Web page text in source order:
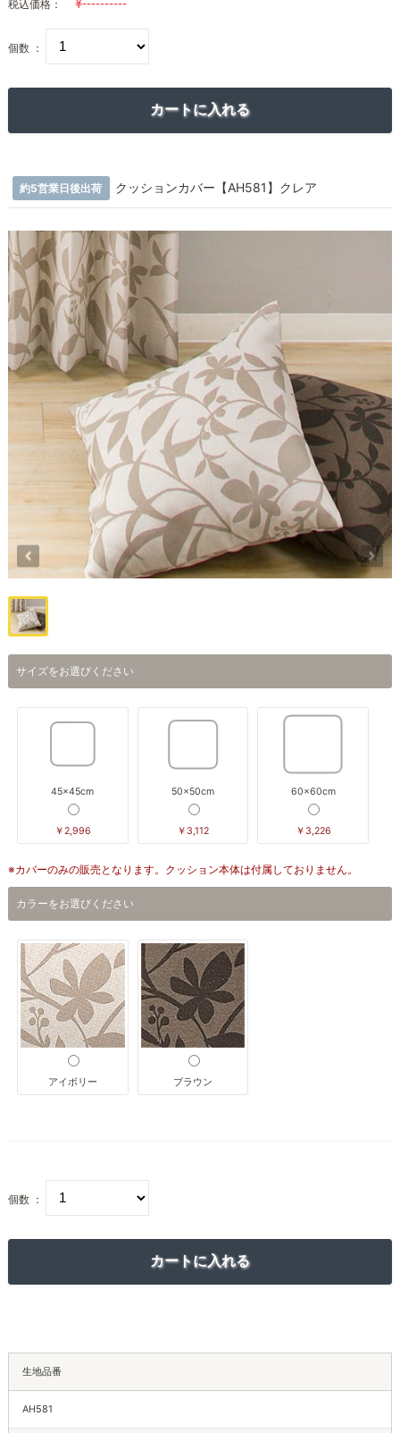
税込価格：
個数 ：
約5営業日後出荷 クッションカバー【AH581】クレア
サイズをお選びください
45×45cm
￥2,996
50×50cm
￥3,112
60×60cm
￥3,226
※カバーのみの販売となります。クッション本体は付属しておりません。
カラーをお選びください
アイボリー ブラウン
個数 ：
生地品番
AH581